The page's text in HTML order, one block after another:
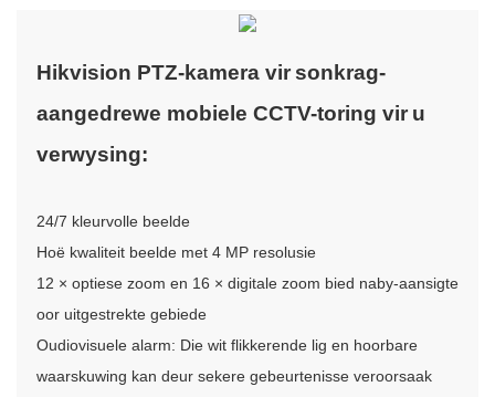
Hikvision PTZ-kamera virsonkrag-
aangedrewe mobiele CCTV-toring vir u
verwysing:
24/7 kleurvolle beelde
Hoë kwaliteit beelde met 4 MP resolusie
12 × optiese zoom en 16 × digitale zoom bied naby-aansigte
oor uitgestrekte gebiede
Oudiovisuele alarm: Die wit flikkerende lig en hoorbare
waarskuwing kan deur sekere gebeurtenisse veroorsaak